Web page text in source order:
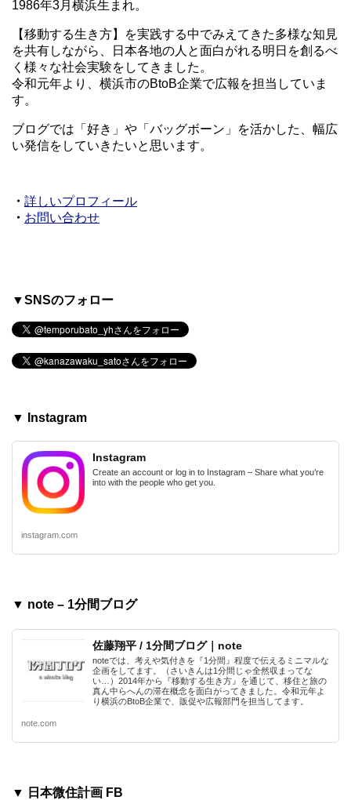
1986年3月横浜生まれ。
【移動する生き方】を実践する中でみえてきた多様な知見
を共有しながら、日本各地の人と面白がれる明日を創るべ
く様々な社会実験をしてきました。
令和元年より、横浜市のBtoB企業で広報を担当していま
す。
ブログでは「好き」や「バッグボーン」を活かした、幅広
い発信をしていきたいと思います。
・ 詳しいプロフィール
・ お問い合わせ
▼SNSのフォロー
▼ Instagram
Instagram
Create an account or log in to Instagram – Share what you’re
into with the people who get you.
instagram.com
▼ note – 1分間ブログ
佐藤翔平 / 1分間ブログ｜note
noteでは、考えや気付きを『1分間』程度で伝えるミニマルな
企画をしてます。（さいきんは1分間じゃ全然収まってな
い…）2014年から『移動する生き方』を通じて、移住と旅の
真ん中らへんの滞在概念を面白がってきました。令和元年よ
り横浜のBtoB企業で、販促や広報部門を担当してます。
note.com
▼ 日本微住計画 FB